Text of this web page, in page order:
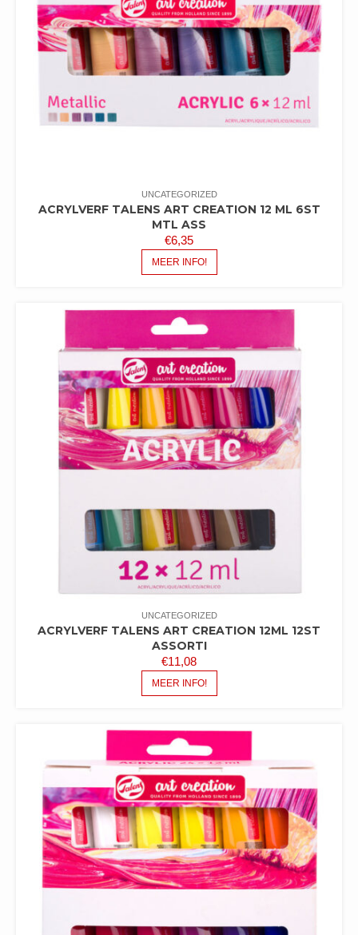
UNCATEGORIZED
ACRYLVERF TALENS ART CREATION 12 ML 6ST
MTL ASS
€6,35
MEER INFO!
UNCATEGORIZED
ACRYLVERF TALENS ART CREATION 12ML 12ST
ASSORTI
€11,08
MEER INFO!